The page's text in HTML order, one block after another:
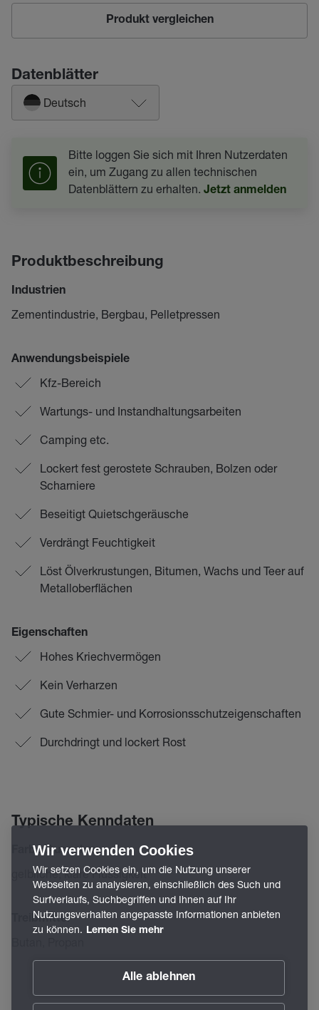
Produkt vergleichen
Datenblätter
Deutsch
Bitte loggen Sie sich mit Ihren Nutzerdaten
ein, um Zugang zu allen technischen
Datenblättern zu erhalten. Jetzt anmelden
Produktbeschreibung
Industrien
Zementindustrie, Bergbau, Pelletpressen
Anwendungsbeispiele
Kfz-Bereich
Wartungs- und Instandhaltungsarbeiten
Camping etc.
Lockert fest gerostete Schrauben, Bolzen oder
Scharniere
Beseitigt Quietschgeräusche
Verdrängt Feuchtigkeit
Löst Ölverkrustungen, Bitumen, Wachs und Teer auf
Metalloberflächen
Eigenschaften
Hohes Kriechvermögen
Kein Verharzen
Gute Schmier- und Korrosionsschutzeigenschaften
Durchdringt und lockert Rost
Typische Kenndaten
Farbe/Aussehen
gelbliche, klare Flüssigkeit
Treibmittel
Wir verwenden Cookies
Wir setzen Cookies ein, um die Nutzung unserer
Webseiten zu analysieren, einschließlich des Such und
Surfverlaufs, Suchbegriffen und Ihnen auf Ihr
Nutzungsverhalten angepasste Informationen anbieten
zu können. Lernen Sie mehr
Alle ablehnen